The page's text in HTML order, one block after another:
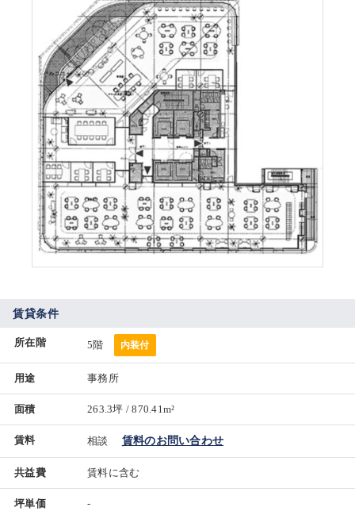
賃貸条件
所在階 5階 内装付
用途 事務所
面積 263.3坪 / 870.41m²
賃料 相談 賃料のお問い合わせ
共益費 賃料に含む
坪単価 -